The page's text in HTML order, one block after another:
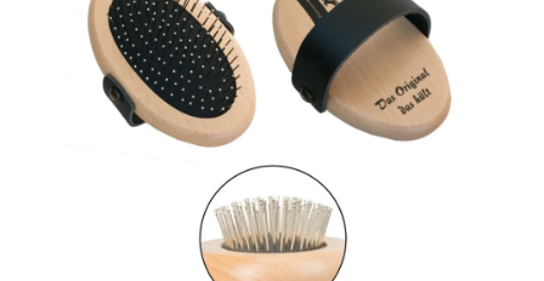
DARČEKOVÉ POUKAZY